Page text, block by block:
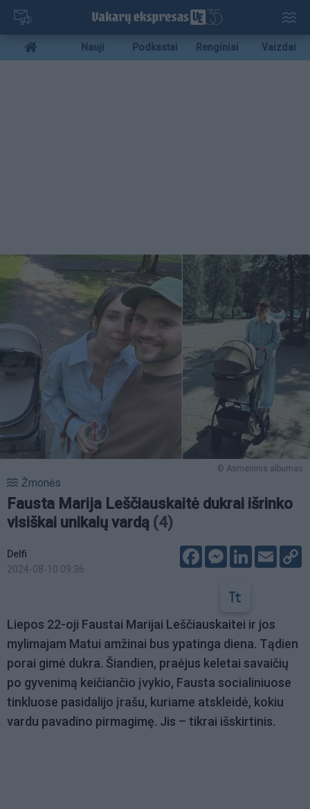
Pereiti
pagrindinį
turinį
Mobile
menu
Nauji Podkastai Renginiai Vaizdai
© Asmeninis albumas
Žmonės
Fausta Marija Leščiauskaitė dukrai išrinko
visiškai unikalų vardą (4)
Delfi
2024-08-10 09:36
FacebookMessenger
LinkedIn
Email
Liepos 22-oji Faustai Marijai Leščiauskaitei ir jos
mylimajam Matui amžinai bus ypatinga diena. Tądien
porai gimė dukra. Šiandien, praėjus keletai savaičių
po gyvenimą keičiančio įvykio, Fausta socialiniuose
tinkluose pasidalijo įrašu, kuriame atskleidė, kokiu
vardu pavadino pirmagimę. Jis – tikrai išskirtinis.